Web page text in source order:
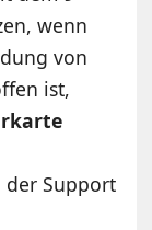
wenn
von
ist,
der Support